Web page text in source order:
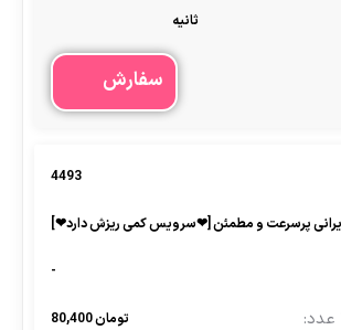
ثانیه
سفارش
4493
-
تومان 80,400